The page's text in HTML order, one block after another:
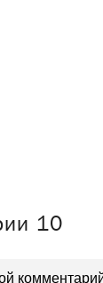
10